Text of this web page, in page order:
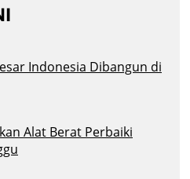
Indonesia Dibangun di
Alat Berat Perbaiki